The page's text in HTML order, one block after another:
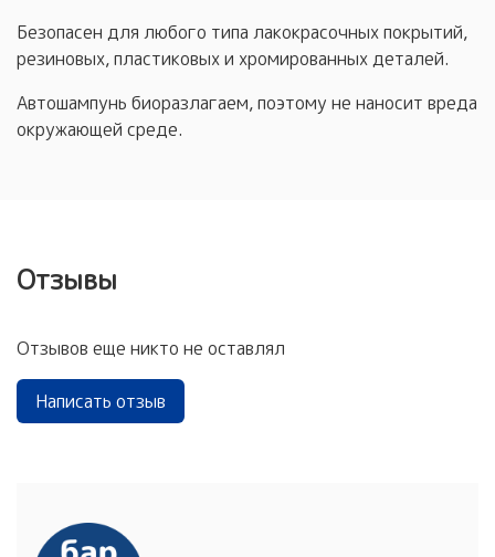
Безопасен для любого типа лакокрасочных покрытий,
резиновых, пластиковых и хромированных деталей.
Автошампунь биоразлагаем, поэтому не наносит вреда
окружающей среде.
Отзывы
Отзывов еще никто не оставлял
Написать отзыв